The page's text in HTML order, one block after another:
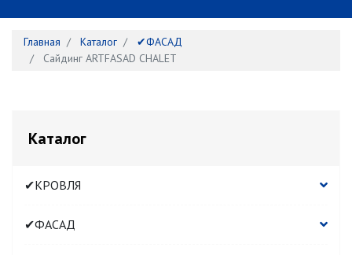
Главная Каталог
✔ФАСАД
Сайдинг ARTFASAD CHALET
Каталог
✔КРОВЛЯ
✔ФАСАД